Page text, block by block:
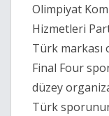
Olimpiyat
Hizmetleri
Türk markası
Final Four
düzey
Türk